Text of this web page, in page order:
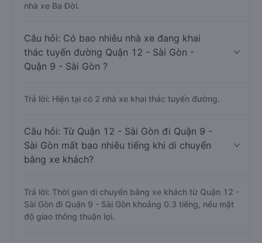
nhà xe Ba Đời.
Câu hỏi: Có bao nhiêu nhà xe đang khai
thác tuyến đường Quận 12 - Sài Gòn -
Quận 9 - Sài Gòn ?
Trả lời: Hiện tại có 2 nhà xe khai thác tuyến đường.
Câu hỏi: Từ Quận 12 - Sài Gòn đi Quận 9 -
Sài Gòn mất bao nhiêu tiếng khi di chuyển
bằng xe khách?
Trả lời: Thời gian di chuyển bằng xe khách từ Quận 12 -
Sài Gòn đi Quận 9 - Sài Gòn khoảng 0.3 tiếng, nếu mật
độ giao thông thuận lợi.